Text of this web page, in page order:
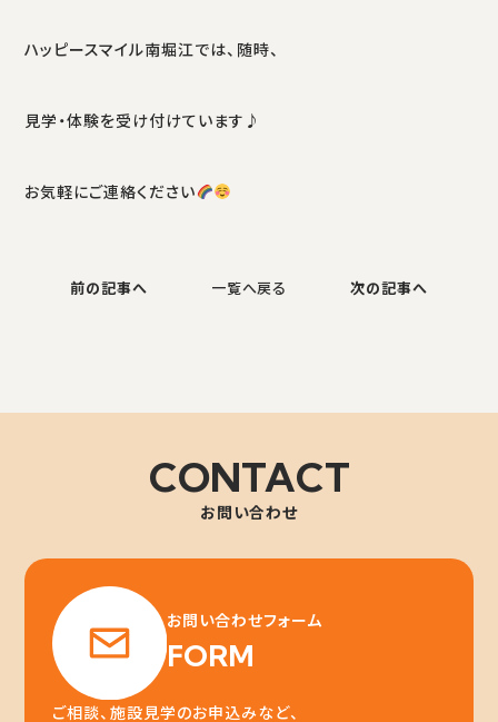
ハッピースマイル南堀江では、随時、
見学・体験を受け付けています♪
お気軽にご連絡ください
前の記事へ 一覧へ戻る 次の記事へ
CONTACT
お問い合わせ
お問い合わせフォーム
FORM
ご相談、施設見学のお申込みなど、